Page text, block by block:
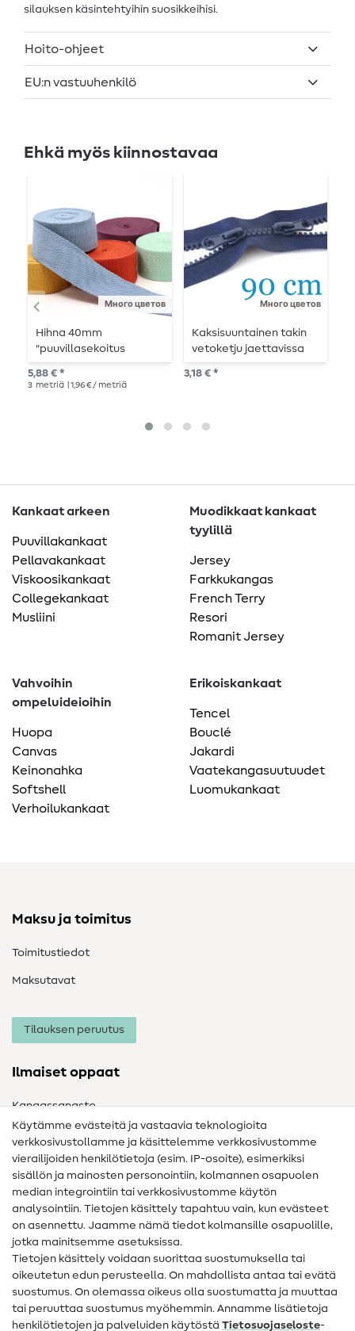
silauksen käsintehtyihin suosikkeihisi.
Hoito-ohjeet
EU:n vastuuhenkilö
Ehkä myös kiinnostavaa
Много цветов
Hihna 40mm
"puuvillasekoitus
pehmeä" - 3m pitkä.
5,88 € *
3 metriä | 1,96 € / metriä
Много цветов
Kaksisuuntainen takin
vetoketju jaettavissa
90 cm
3,18 € *
Kankaat arkeen
Puuvillakankaat
Pellavakankaat
Viskoosikankaat
Collegekankaat
Musliini
Muodikkaat kankaat
tyylillä
Jersey
Farkkukangas
French Terry
Resori
Romanit Jersey
Vahvoihin
ompeluideioihin
Huopa
Canvas
Keinonahka
Softshell
Verhoilukankaat
Erikoiskankaat
Tencel
Bouclé
Jakardi
Vaatekangasuutuudet
Luomukankaat
Maksu ja toimitus
Toimitustiedot
Maksutavat
Tilauksen peruutus
Ilmaiset oppaat
Kangassanasto
Ompelusanasto
Ompeluohjeet
Apua ja yhteystiedot
Yhteystiedot
Tietoa omistajanvaihdoksesta
FAQ
Peruutusoikeus
Käytämme evästeitä ja vastaavia teknologioita
verkkosivustollamme ja käsittelemme verkkosivustomme
vierailijoiden henkilötietoja (esim. IP-osoite), esimerkiksi
sisällön ja mainosten personointiin, kolmannen osapuolen
median integrointiin tai verkkosivustomme käytön
analysointiin. Tietojen käsittely tapahtuu vain, kun evästeet
on asennettu. Jaamme nämä tiedot kolmansille osapuolille,
jotka mainitsemme asetuksissa.
Tietojen käsittely voidaan suorittaa suostumuksella tai
oikeutetun edun perusteella. On mahdollista antaa tai evätä
suostumus. On olemassa oikeus olla suostumatta ja muuttaa
tai peruuttaa suostumus myöhemmin. Annamme lisätietoja
henkilötietojen ja palveluiden käytöstä Tietosuojaseloste-